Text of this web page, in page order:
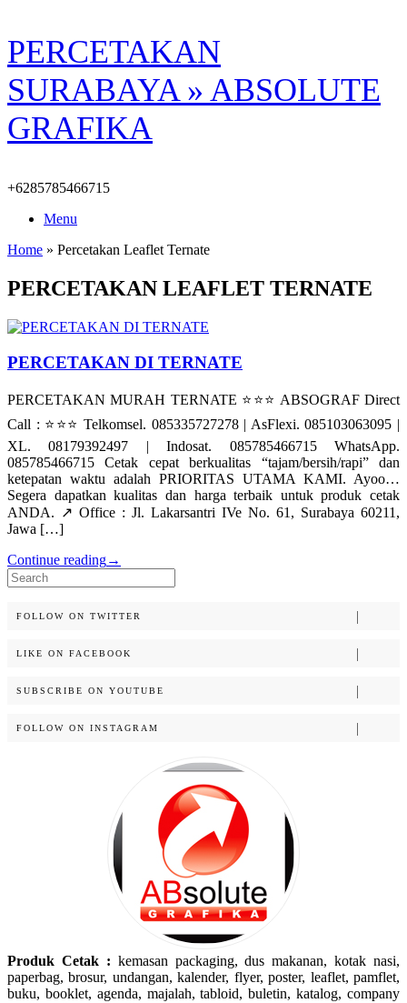
Skip
to
content
PERCETAKAN
SURABAYA » ABSOLUTE
GRAFIKA
+6285785466715
Menu
Home » Percetakan Leaflet Ternate
PERCETAKAN LEAFLET TERNATE
PERCETAKAN DI TERNATE
PERCETAKAN MURAH TERNATE ⭐⭐⭐ ABSOGRAF Direct
Call : ⭐⭐⭐ Telkomsel. 085335727278 | AsFlexi. 085103063095 |
XL. 08179392497 | Indosat. 085785466715 WhatsApp.
085785466715 Cetak cepat berkualitas “tajam/bersih/rapi” dan
ketepatan waktu adalah PRIORITAS UTAMA KAMI. Ayoo…
Segera dapatkan kualitas dan harga terbaik untuk produk cetak
ANDA. ↗️ Office : Jl. Lakarsantri IVe No. 61, Surabaya 60211,
Jawa […]
Continue reading→
Search
for:
FOLLOW ON TWITTER
LIKE ON FACEBOOK
SUBSCRIBE ON YOUTUBE
FOLLOW ON INSTAGRAM
Produk Cetak : kemasan packaging, dus makanan, kotak nasi,
paperbag, brosur, undangan, kalender, flyer, poster, leaflet, pamflet,
buku, booklet, agenda, majalah, tabloid, buletin, katalog, company